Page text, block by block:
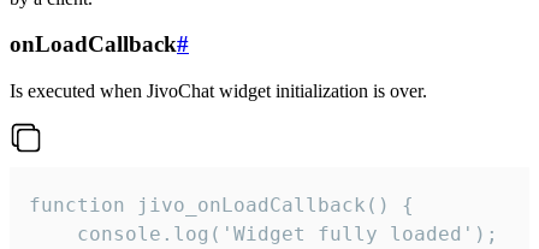
onLoadCallback#
Is executed when JivoChat widget initialization is over.
function jivo_onLoadCallback() {
    console.log('Widget fully loaded');